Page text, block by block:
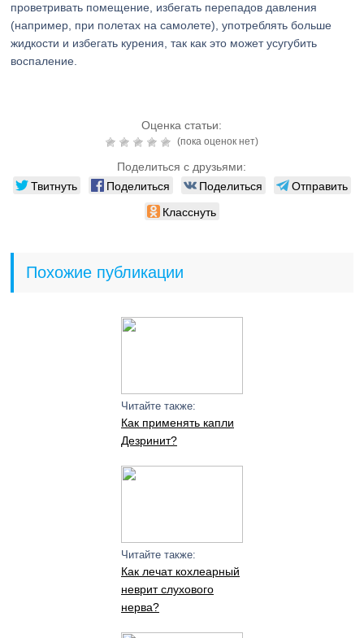
проветривать помещение, избегать перепадов давления
(например, при полетах на самолете), употреблять больше
жидкости и избегать курения, так как это может усугубить
воспаление.
Оценка статьи:
(пока оценок нет)
Поделиться с друзьями:
Твитнуть Поделиться Поделиться
Отправить
Класснуть
Похожие публикации
Читайте также:
Как применять капли
Дезринит?
Читайте также:
Как лечат кохлеарный
неврит слухового
нерва?